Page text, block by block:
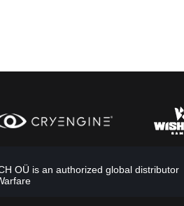
OÜ is an authorized global distributor